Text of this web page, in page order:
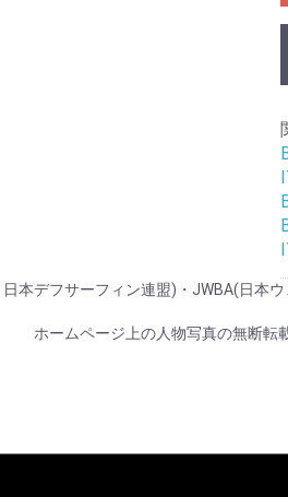
本デフサーフィン連盟)・JWBA(日
ホームページ上の人物写真の無断転